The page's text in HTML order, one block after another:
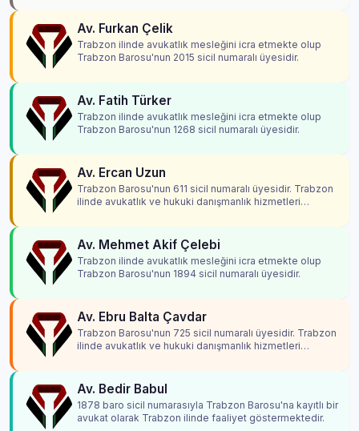
Av. Furkan Çelik
Trabzon ilinde avukatlık mesleğini icra etmekte olup
Trabzon Barosu'nun 2015 sicil numaralı üyesidir.
Av. Fatih Türker
Trabzon ilinde avukatlık mesleğini icra etmekte olup
Trabzon Barosu'nun 1268 sicil numaralı üyesidir.
Av. Ercan Uzun
Trabzon Barosu'nun 611 sicil numaralı üyesidir. Trabzon
ilinde avukatlık ve hukuki danışmanlık hizmetleri
Av. Mehmet Akif Çelebi
Trabzon ilinde avukatlık mesleğini icra etmekte olup
Trabzon Barosu'nun 1894 sicil numaralı üyesidir.
Av. Ebru Balta Çavdar
Trabzon Barosu'nun 725 sicil numaralı üyesidir. Trabzon
ilinde avukatlık ve hukuki danışmanlık hizmetleri
Av. Bedir Babul
1878 baro sicil numarasıyla Trabzon Barosu'na kayıtlı bir
avukat olarak Trabzon ilinde faaliyet göstermektedir.